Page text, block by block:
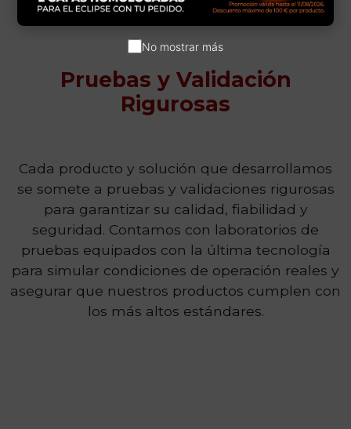
Pruebas y Validación
Rigurosas
Cada producto y solución que desarrollamos
se somete a pruebas y validaciones rigurosas
para garantizar su calidad, fiabilidad y
seguridad. Contamos con laboratorios de
pruebas equipados con la última tecnología
para simular condiciones de operación reales y
asegurar que nuestros productos cumplen con
los más altos estándares.
No mostrar más